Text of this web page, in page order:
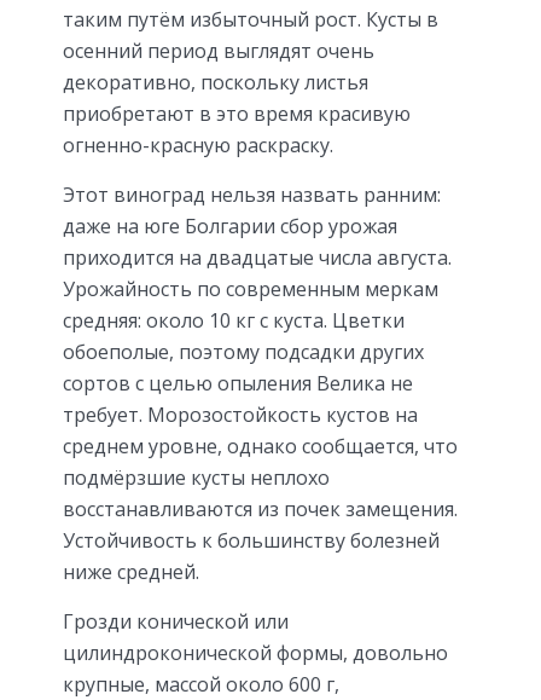
таким путём избыточный рост. Кусты в
осенний период выглядят очень
декоративно, поскольку листья
приобретают в это время красивую
огненно-красную раскраску.
Этот виноград нельзя назвать ранним:
даже на юге Болгарии сбор урожая
приходится на двадцатые числа августа.
Урожайность по современным меркам
средняя: около 10 кг с куста. Цветки
обоеполые, поэтому подсадки других
сортов с целью опыления Велика не
требует. Морозостойкость кустов на
среднем уровне, однако сообщается, что
подмёрзшие кусты неплохо
восстанавливаются из почек замещения.
Устойчивость к большинству болезней
ниже средней.
Грозди конической или
цилиндроконической формы, довольно
крупные, массой около 600 г,